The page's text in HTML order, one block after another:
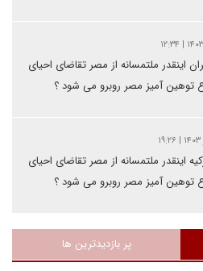
اینقدر ملتمسانه از مصر تقاضای احیای
توهین آمیز مصر روبرو می شود ؟
اینقدر ملتمسانه از مصر تقاضای احیای
توهین آمیز مصر روبرو می شود ؟
پر بازدیدترین ها